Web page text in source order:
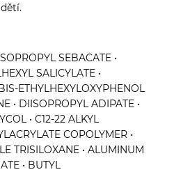
SEBACATE •
SALICYLATE •
ETHYLHEXYLOXYPHENOL
• DIISOPROPYL ADIPATE •
• C12-22 ALKYL
COPOLYMER •
TRISILOXANE • ALUMINUM
• BUTYL